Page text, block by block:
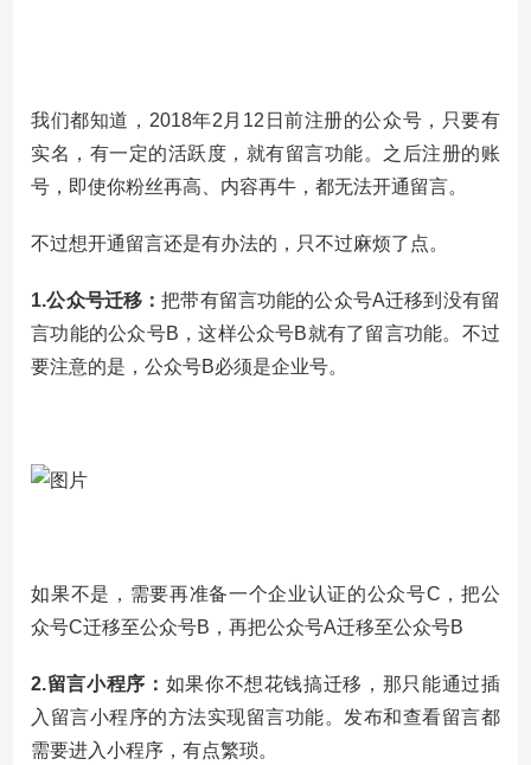
我们都知道，2018年2月12日前注册的公众号，只要有
实名，有一定的活跃度，就有留言功能。之后注册的账
号，即使你粉丝再高、内容再牛，都无法开通留言。
不过想开通留言还是有办法的，只不过麻烦了点。
1.公众号迁移：把带有留言功能的公众号A迁移到没有留
言功能的公众号B，这样公众号B就有了留言功能。不过
要注意的是，公众号B必须是企业号。
如果不是，需要再准备一个企业认证的公众号C，把公
众号C迁移至公众号B，再把公众号A迁移至公众号B
2.留言小程序： 如果你不想花钱搞迁移，那只能通过插
入留言小程序的方法实现留言功能。发布和查看留言都
需要进入小程序，有点繁琐。